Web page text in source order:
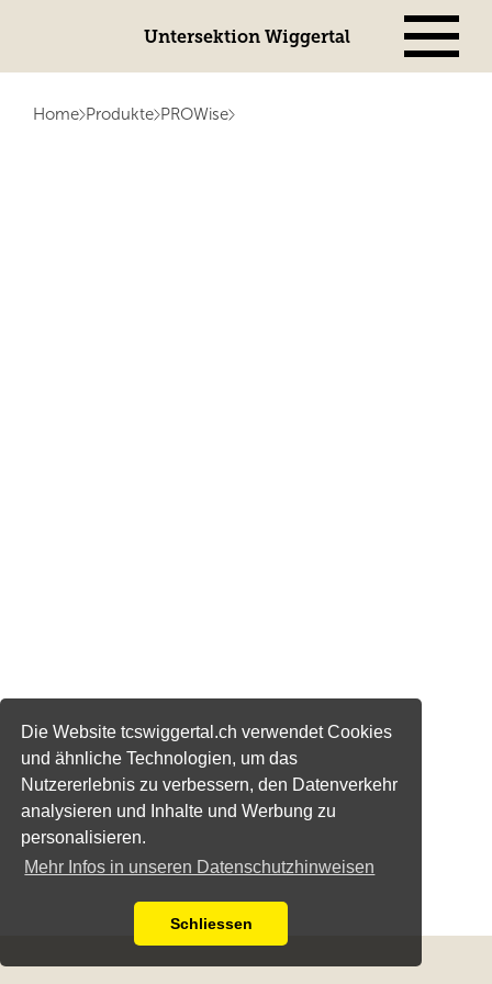
Die Website tcswiggertal.ch verwendet Cookies
und ähnliche Technologien, um das
Nutzererlebnis zu verbessern, den Datenverkehr
analysieren und Inhalte und Werbung zu
personalisieren.
Mehr Infos in unseren Datenschutzhinweisen
Schliessen
Untersektion Wiggertal
Home Produkte PROWise